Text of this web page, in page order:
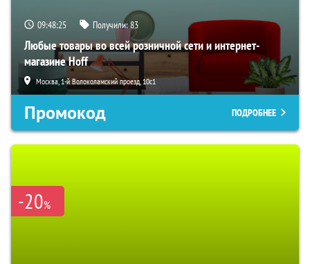
09:48:24 Получили:83
Любые товары во всей розничной сети и интернет-
магазине Hoff
Москва, 1-й Волоколамский проезд, 10с1
Промокод ПОДРОБНЕЕ
-20%